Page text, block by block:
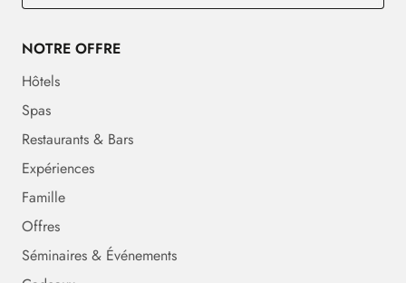
NOTRE OFFRE
Hôtels
Spas
Restaurants & Bars
Expériences
Famille
Offres
Séminaires & Événements